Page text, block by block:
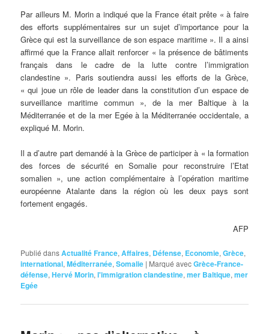
Par ailleurs M. Morin a indiqué que la France était prête « à faire
des efforts supplémentaires sur un sujet d’importance pour la
Grèce qui est la surveillance de son espace maritime ». Il a ainsi
affirmé que la France allait renforcer « la présence de bâtiments
français dans le cadre de la lutte contre l’immigration
clandestine ». Paris soutiendra aussi les efforts de la Grèce,
« qui joue un rôle de leader dans la constitution d’un espace de
surveillance maritime commun », de la mer Baltique à la
Méditerranée et de la mer Egée à la Méditerranée occidentale, a
expliqué M. Morin.
Il a d’autre part demandé à la Grèce de participer à « la formation
des forces de sécurité en Somalie pour reconstruire l’Etat
somalien », une action complémentaire à l’opération maritime
européenne Atalante dans la région où les deux pays sont
fortement engagés.
AFP
Publié dansActualité France,Affaires, Défense, Economie,Grèce,
international,Méditerranée,Somalie | Marqué avecGrèce-France-
défense,Hervé Morin,l'immigration clandestine,mer Baltique,mer
Egée